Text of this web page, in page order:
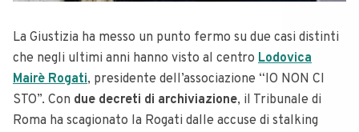
La Giustizia ha messo un punto fermo su due casi distinti
che negli ultimi anni hanno visto al centro Lodovica
Mairè Rogati, presidente dell’associazione “IO NON CI
STO”. Con due decreti di archiviazione, il Tribunale di
Roma ha scagionato la Rogati dalle accuse di stalking